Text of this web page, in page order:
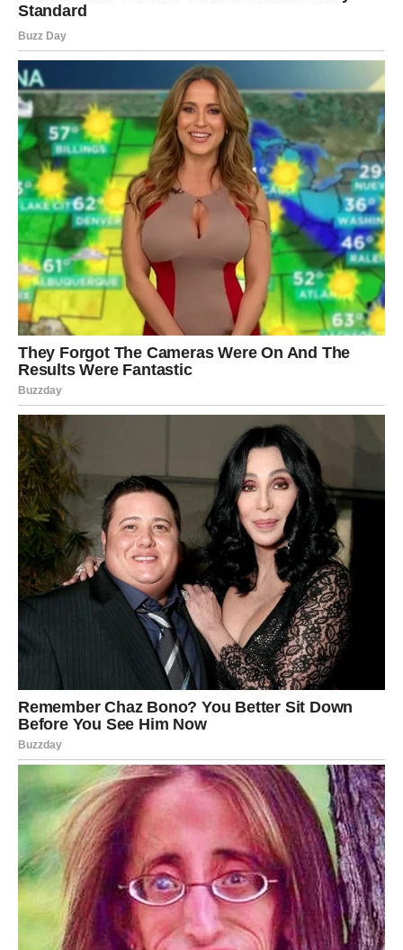
ali razum i ponos ne dozvoljavaju.
Ova osoba se boji:
da Vaga više ne oseća ništa
da je zakasnila
da će biti odbijena i povređena
Zato bira tišinu.
Ali ta tišina nije prazna. Ona je puna emocija,
preispitivanja i kajanja.
Vaga može primetiti:
čudne pokušaje komunikacije
indirektne poruke preko zajedničkih prijatelja
poglede ako se slučajno sretnu – pune emocija koje se
ne izgovaraju
Sudbina ovde još nije rekla poslednju reč. Ako Vaga oseti
da nešto „nije završeno“ – nije slučajno.
ŠKORPIJA
Škorpije ne zaboravljaju. Ali ono što ne očekuju jeste da
ni njih niko ne zaboravlja.
Veza sa Škorpijom nije obična. To je intenzitet, strast,
dubina. To je nešto što ostavlja trag za ceo život.
Bivša ljubav Škorpije trenutno prolazi kroz unutrašnji
haos.
Na površini:
ponaša se kao da je jaka
pravi distancu